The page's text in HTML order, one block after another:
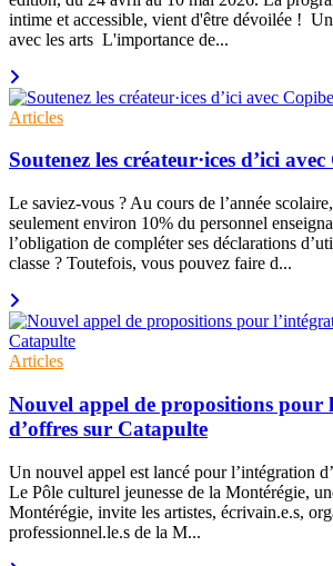
intime et accessible, vient d'être dévoilée !
avec les arts L'importance de...
Articles
Soutenez les créateur·ices d’ici
Le saviez-vous ? Au cours de l’année
seulement environ 10% du personnel
l’obligation de compléter ses déclarations
classe ? Toutefois, vous pouvez faire d...
Articles
Nouvel appel de propositions pour
d’offres sur Catapulte
Un nouvel appel est lancé pour l’intégration
Le Pôle culturel jeunesse de la Montérégie,
Montérégie, invite les artistes, écrivain.e.s,
professionnel.le.s de la M...